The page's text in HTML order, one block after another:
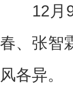
12月9
春、张智
风各异。